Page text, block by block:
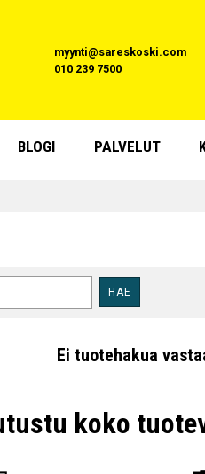
myynti@sareskoski.com
010 239 7500
BLOGI PALVELUT
HAE
Ei tuotehakua
koko